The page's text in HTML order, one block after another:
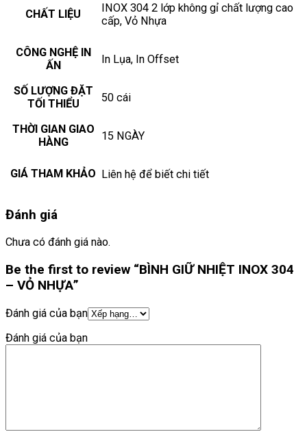
CHẤT LIỆU
INOX 304 2 lớp không gỉ chất lượng cao
cấp, Vỏ Nhựa
CÔNG NGHỆ IN
ẤN
In Lụa, In Offset
SỐ LƯỢNG ĐẶT
TỐI THIỂU
50 cái
THỜI GIAN GIAO
HÀNG
15 NGÀY
GIÁ THAM KHẢO Liên hệ để biết chi tiết
Đánh giá
Chưa có đánh giá nào.
Be the first to review “BÌNH GIỮ NHIỆT INOX 304
– VỎ NHỰA”
Đánh giá của bạn
Đánh giá của bạn